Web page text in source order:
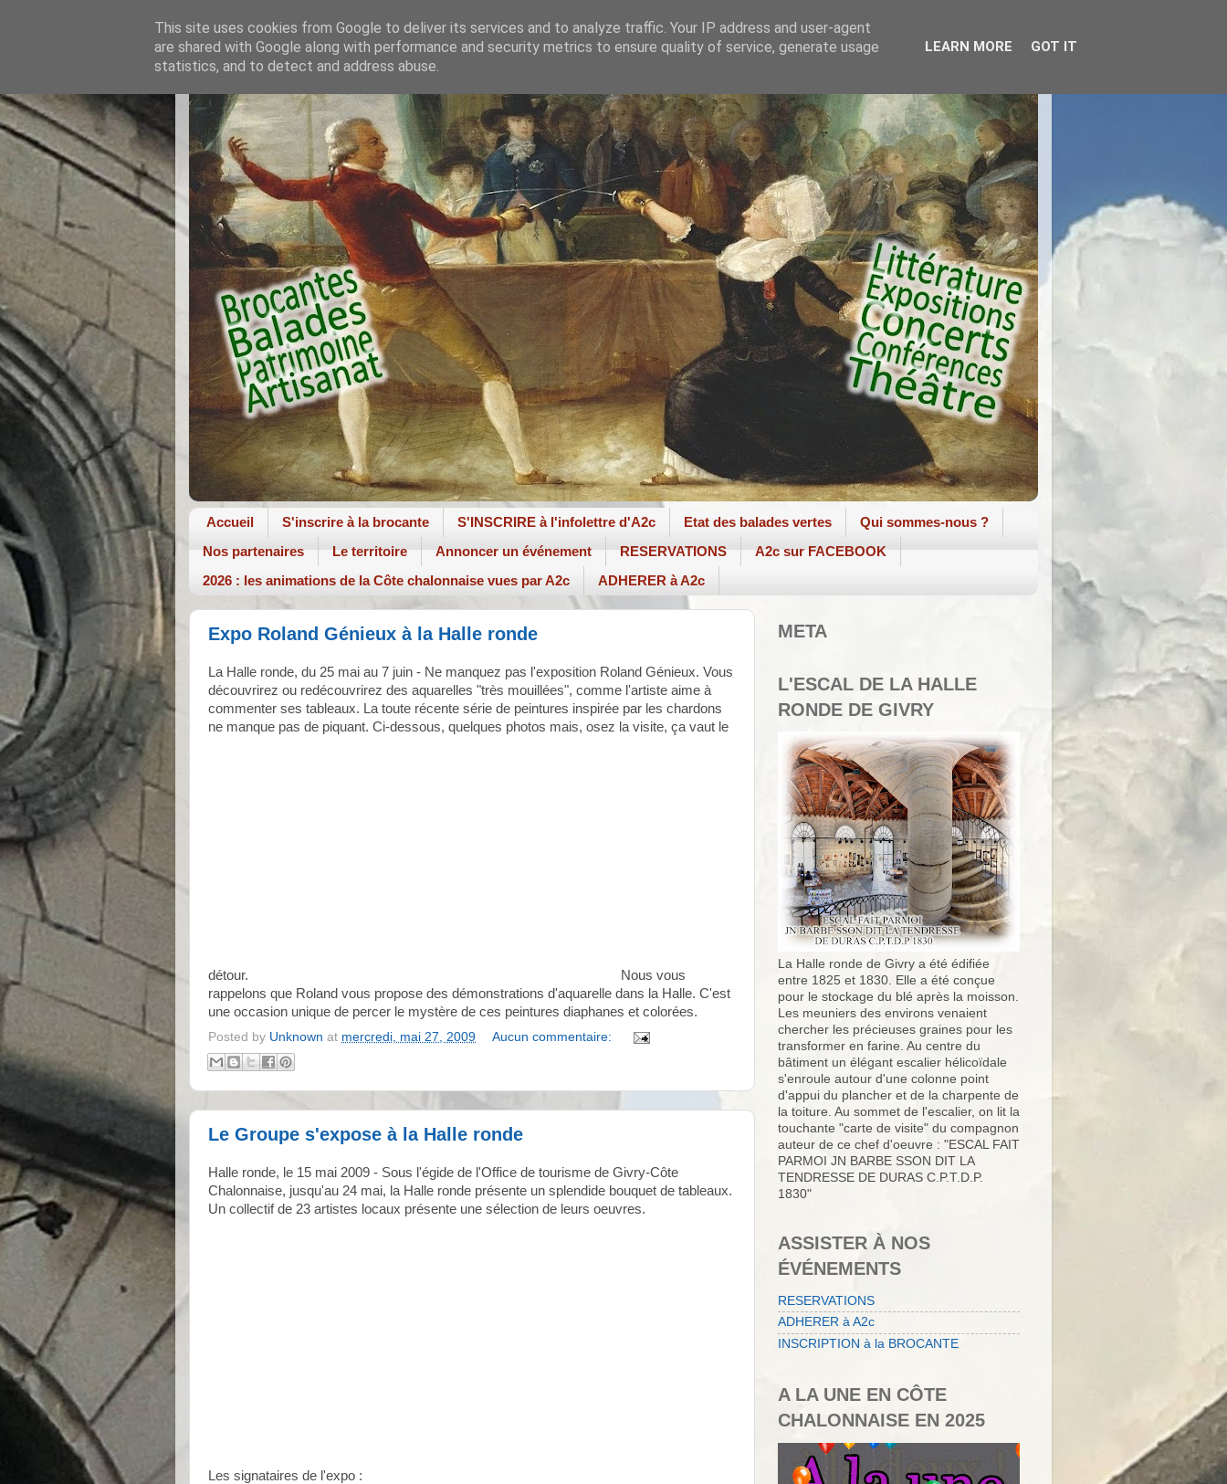
Accueil S'inscrire à la brocante S'INSCRIRE à l'infolettre d'A2c Etat des balades vertes
Qui sommes-nous ?
Nos partenaires
Le territoire Annoncer un événement RESERVATIONS
A2c sur FACEBOOK
2026 : les animations de la Côte chalonnaise vues par A2c
ADHERER à A2c
Expo Roland Génieux à la Halle ronde
La Halle ronde, du 25 mai au 7 juin - Ne manquez pas l'exposition Roland Génieux. Vous
découvrirez ou redécouvrirez des aquarelles "très mouillées", comme l'artiste aime à
commenter ses tableaux. La toute récente série de peintures inspirée par les chardons
ne manque pas de piquant. Ci-dessous, quelques photos mais, osez la visite, ça vaut le
détour.
Nous vous
rappelons que Roland vous propose des démonstrations d'aquarelle dans la Halle. C'est
une occasion unique de percer le mystère de ces peintures diaphanes et colorées.
Posted by Unknown at mercredi, mai 27, 2009 Aucun commentaire:
Le Groupe s'expose à la Halle ronde
Halle ronde, le 15 mai 2009 - Sous l'égide de l'Office de tourisme de Givry-Côte
Chalonnaise, jusqu'au 24 mai, la Halle ronde présente un splendide bouquet de tableaux.
Un collectif de 23 artistes locaux présente une sélection de leurs oeuvres.
Les signataires de l'expo :
META
L'ESCAL DE LA HALLE
RONDE DE GIVRY
La Halle ronde de Givry a été édifiée
entre 1825 et 1830. Elle a été conçue
pour le stockage du blé après la moisson.
Les meuniers des environs venaient
chercher les précieuses graines pour les
transformer en farine. Au centre du
bâtiment un élégant escalier hélicoïdale
s'enroule autour d'une colonne point
d'appui du plancher et de la charpente de
la toiture. Au sommet de l'escalier, on lit la
touchante "carte de visite" du compagnon
auteur de ce chef d'oeuvre : "ESCAL FAIT
PARMOI JN BARBE SSON DIT LA
TENDRESSE DE DURAS C.P.T.D.P.
1830"
ASSISTER À NOS
ÉVÉNEMENTS
RESERVATIONS
ADHERER à A2c
INSCRIPTION à la BROCANTE
A LA UNE EN CÔTE
CHALONNAISE EN 2025
This site uses cookies from Google to deliver its services and to analyze traffic. Your IP address and user-agent
are shared with Google along with performance and security metrics to ensure quality of service, generate usage
statistics, and to detect and address abuse.
LEARN MORE GOT IT